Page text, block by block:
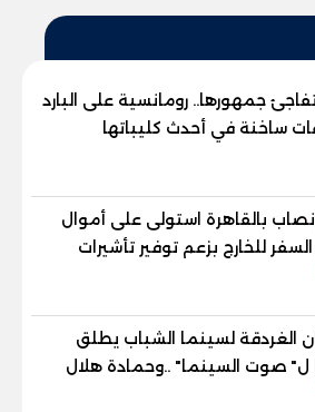
تفاجئ جمهورها.. رومانسية على البارد
ساخنة في أحدث كليباتها
بالقاهرة استولى على أموال
للخارج بزعم توفير تأشيرات
الغردقة لسينما الشباب يطلق
صوت السينما" ..وحمادة هلال